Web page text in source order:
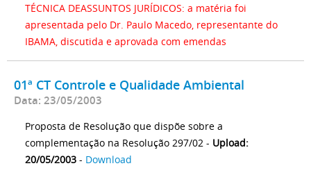
TÉCNICA DEASSUNTOS JURÍDICOS: a matéria foi
apresentada pelo Dr. Paulo Macedo, representante do
IBAMA, discutida e aprovada com emendas
01ª CT Controle e Qualidade Ambiental
Data: 23/05/2003
Proposta de Resolução que dispõe sobre a
complementação na Resolução 297/02 - Upload:
20/05/2003 - Download